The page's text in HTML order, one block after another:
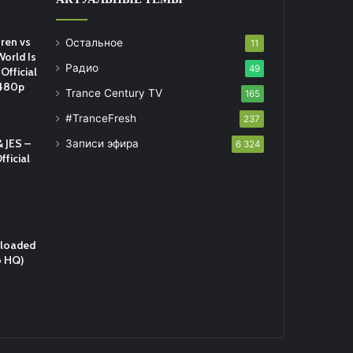
vs
Is
JES –
HQ)
Остальное 11
Радио 49
Trance Century TV 165
#TranceFresh 237
Записи эфира 6 324